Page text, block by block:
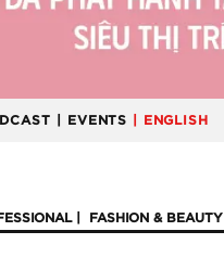
| EVENTS | ENGLISH
FASHION & BEAUTY